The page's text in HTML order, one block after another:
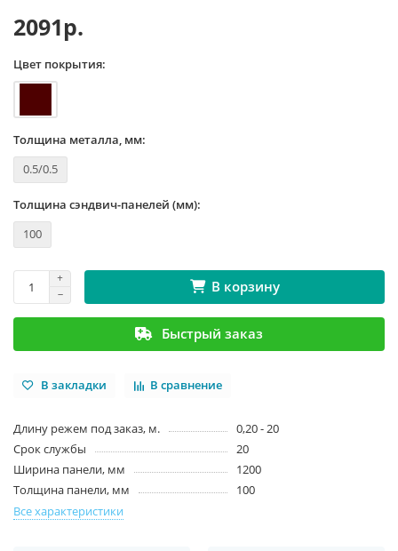
2091р.
Цвет покрытия:
Толщина металла, мм:
0.5/0.5
Толщина сэндвич-панелей (мм):
100
В корзину
Быстрый заказ
В закладки В сравнение
Длину режем под заказ, м.
0,20 - 20
Срок службы
20
Ширина панели, мм
1200
Толщина панели, мм
100
Все характеристики